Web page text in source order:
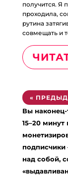
получится. Я
проходила,
рутина
совмещать и
«
Вы наконец-
15–20 минут
подписчики
над собой,